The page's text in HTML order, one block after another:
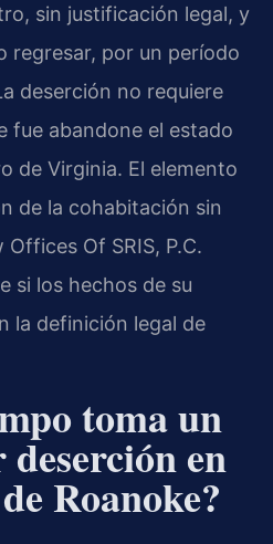
sin justificación legal, y
regresar, por un período
deserción no requiere
fue abandone el estado
de Virginia. El elemento
de la cohabitación sin
Of SRIS, P.C.
si los hechos de su
la definición legal de
toma un
en
Roanoke?